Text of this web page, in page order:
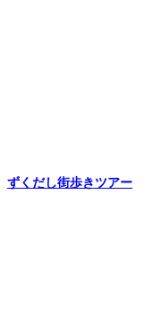
ずくだし街歩きツアー